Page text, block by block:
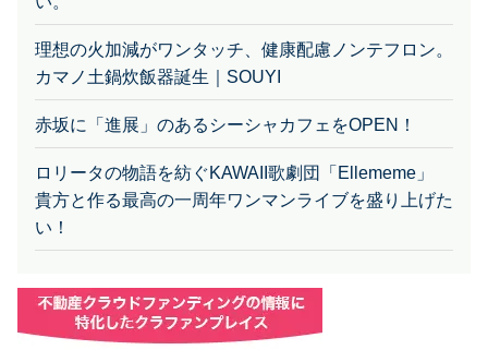
理想の火加減がワンタッチ、健康配慮ノンテフロン。
カマノ土鍋炊飯器誕生｜SOUYI
赤坂に「進展」のあるシーシャカフェをOPEN！
ロリータの物語を紡ぐKAWAII歌劇団「Ellememe」
貴方と作る最高の一周年ワンマンライブを盛り上げた
い！